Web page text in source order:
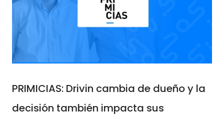
PRIMICIAS: Drivin cambia de dueño y la
decisión también impacta sus